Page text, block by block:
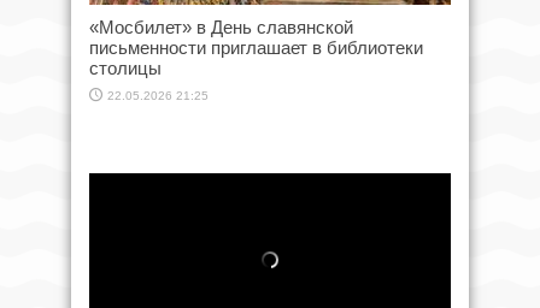
«Мосбилет» в День славянской
письменности приглашает в библиотеки
столицы
22.05.2026 21:25